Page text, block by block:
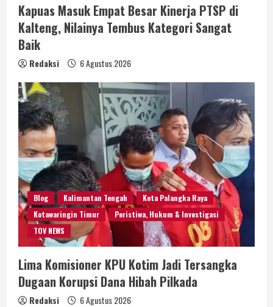
Kapuas Masuk Empat Besar Kinerja PTSP di
Kalteng, Nilainya Tembus Kategori Sangat
Baik
Redaksi 6 Agustus 2026
Blog Kalimantan Tengah
Kota Palangka Raya
Kotawaringin Timur
Peristiwa, Hukum & Investigasi
TOV NEWS
Lima Komisioner KPU Kotim Jadi Tersangka
Dugaan Korupsi Dana Hibah Pilkada
Redaksi 6 Agustus 2026